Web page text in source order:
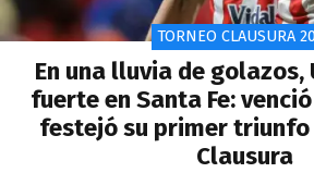
TORNEO CLAUSURA
En una lluvia de golazos,
fuerte en Santa Fe:
festejó su primer triunfo
Clausura